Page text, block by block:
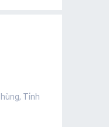
Tỉnh